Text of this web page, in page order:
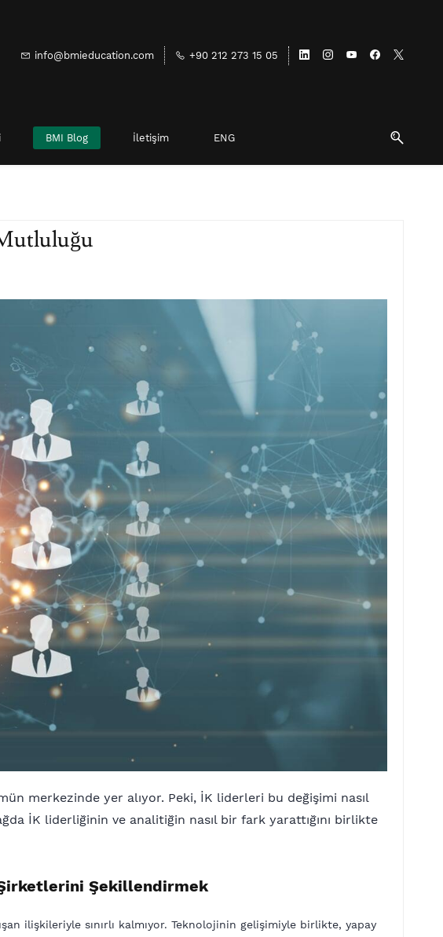
info@bmieducation.com +90 212 273 15 05
BMI Blog İletişim ENG
merkezinde yer alıyor. Peki, İK liderleri bu değişimi nasıl
İK liderliğinin ve analitiğin nasıl bir fark yarattığını birlikte
Şekillendirmek
ilişkileriyle sınırlı kalmıyor. Teknolojinin gelişimiyle birlikte, yapay